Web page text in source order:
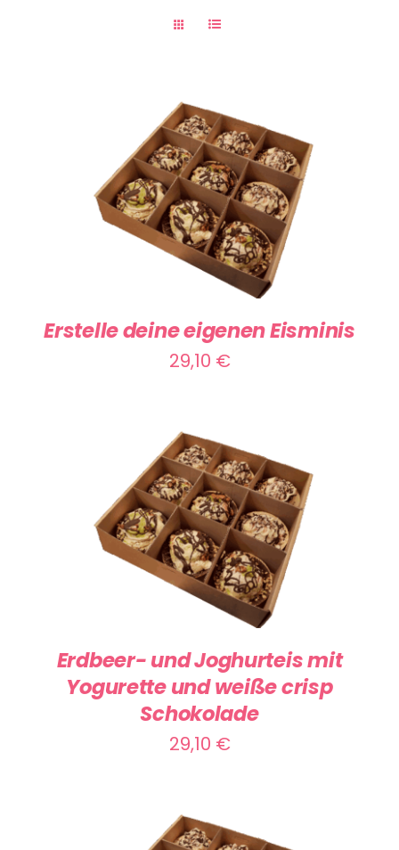
SELECT OPTIONS / DETAILS
Erstelle deine eigenen Eisminis
29,10 €
IN DEN WARENKORB / DETAILS
Erdbeer- und Joghurteis mit
Yogurette und weiße crisp
Schokolade
29,10 €